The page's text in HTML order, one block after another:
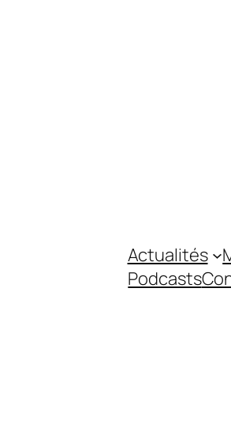
Actualités
Podcasts